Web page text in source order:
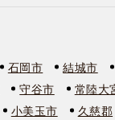
石岡市 結城市
守谷市 常陸大
小美玉市 久慈郡